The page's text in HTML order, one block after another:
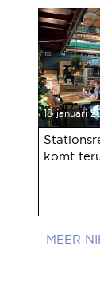
18 januari
komt